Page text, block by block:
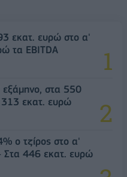
εκατ. ευρώ στο α'
τα EBITDA
στα 550
εκατ. ευρώ
ο τζίρος στο α'
Στα 446 εκατ. ευρώ